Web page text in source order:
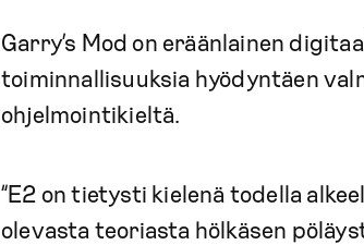
Garry’s Mod on eräänlainen
toiminnallisuuksia hyödyntäen
ohjelmointikieltä.
“E2 on tietysti kielenä todella
olevasta teoriasta hölkäsen